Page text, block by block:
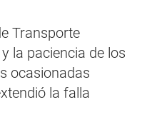
Transporte
la paciencia de los
ocasionadas
la falla